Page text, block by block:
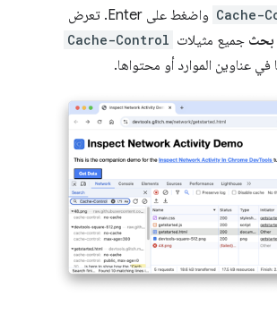
Cache-
واضغط على Enter. تعرض
بحث جميع مثيلات Cache-Control
في عناوين الموارد أو محتواها.